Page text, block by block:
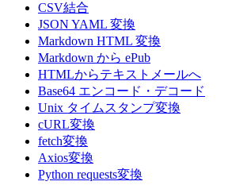
CSV結合
JSON YAML 変換
Markdown HTML 変換
Markdown から ePub
HTMLからテキストメールへ
Base64 エンコード・デコード
Unix タイムスタンプ変換
cURL変換
fetch変換
Axios変換
Python requests変換